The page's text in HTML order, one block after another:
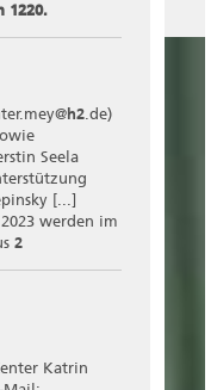
1220.
h2.de)
Seela
[...]
werden im
2
Katrin